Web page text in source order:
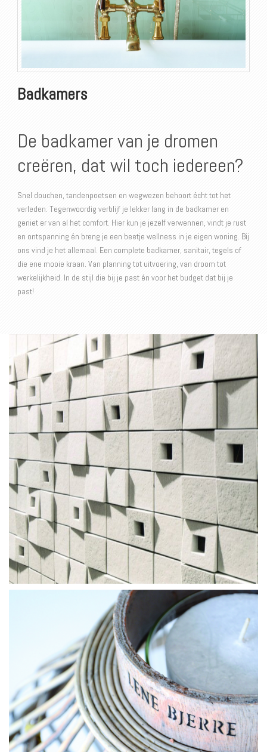
Badkamers
De badkamer van je dromen
creëren, dat wil toch iedereen?
Snel douchen, tandenpoetsen en wegwezen behoort écht tot het
verleden. Tegenwoordig verblijf je lekker lang in de badkamer en
geniet er van al het comfort. Hier kun je jezelf verwennen, vindt je rust
en ontspanning én breng je een beetje wellness in je eigen woning. Bij
ons vind je het allemaal. Een complete badkamer, sanitair, tegels of
die ene mooie kraan. Van planning tot uitvoering, van droom tot
werkelijkheid. In de stijl die bij je past én voor het budget dat bij je
past!